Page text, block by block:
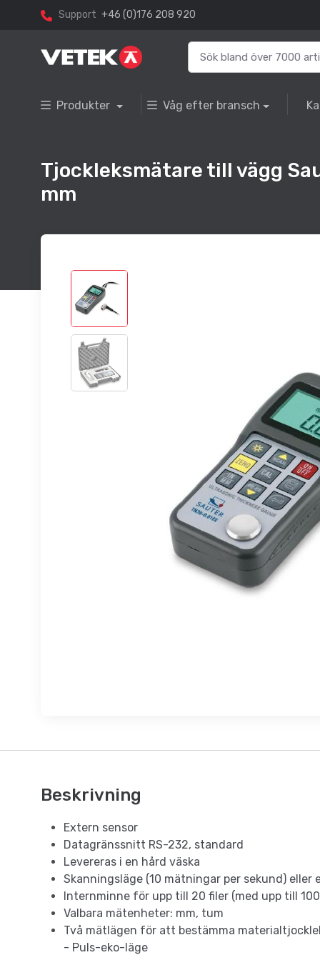
Support +46 (0)176 208 920
Produkter Våg efter bransch
Tjockleksmätare till vägg
mm
Beskrivning
Extern sensor
Datagränssnitt RS-232, standard
Levereras i en hård väska
Skanningsläge (10 mätningar per sekund)
Internminne för upp till 20 filer (med upp till
Valbara mätenheter: mm, tum
Två mätlägen för att bestämma
- Puls-eko-läge